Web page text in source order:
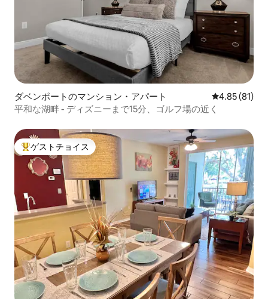
ダベンポートのマンション・アパート レビュー81
4.85 (81)
平和な湖畔 - ディズニーまで15分、ゴルフ場の近く
大好評のゲストチョイスです。
ゲストチョイス